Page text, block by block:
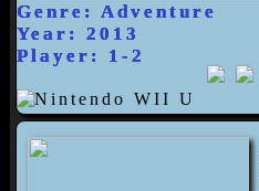
Genre: Adventure
Year: 2013
Player: 1-2